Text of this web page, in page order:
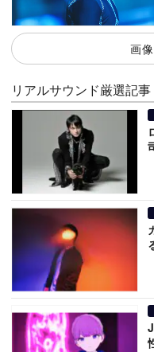
画
リアルサウンド厳選記事